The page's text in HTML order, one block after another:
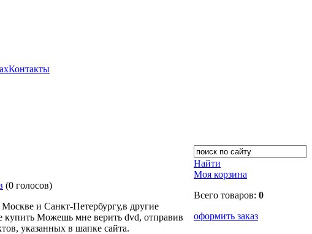
Контакты
(0 голосов)
и Санкт-Петербургу,в другие
Можешь мне верить dvd, отправив
указанных в шапке сайта.
Найти
Моя корзина
Всего товаров: 0
оформить заказ